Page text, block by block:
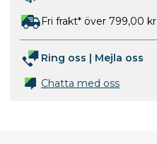
Fri frakt* över 799,00 kr
Ring oss | Mejla oss
Chatta med oss